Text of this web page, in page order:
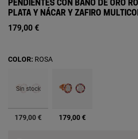
PENDIENTES CON BAÑO DE ORO
PLATA Y NÁCAR Y ZAFIRO
179,00 €
Sin stock
seleccionado
179,00 € 179,00 €
COLOR: ROSA